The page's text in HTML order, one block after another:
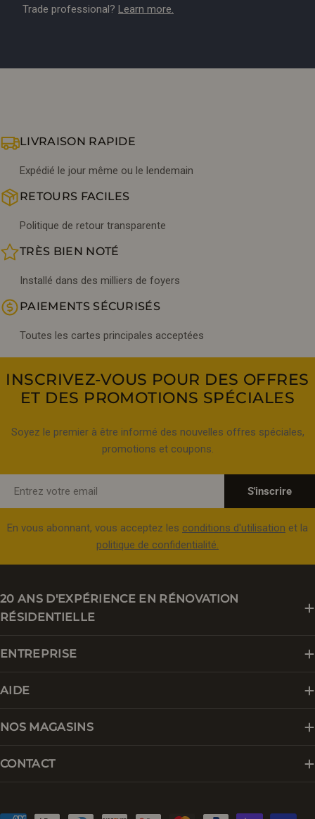
Trade professional? Learn more.
LIVRAISON RAPIDE
Expédié le jour même ou le lendemain
RETOURS FACILES
Politique de retour transparente
TRÈS BIEN NOTÉ
Installé dans des milliers de foyers
PAIEMENTS SÉCURISÉS
Toutes les cartes principales acceptées
INSCRIVEZ-VOUS POUR DES OFFRES
ET DES PROMOTIONS SPÉCIALES
Soyez le premier à être informé des nouvelles offres spéciales,
promotions et coupons.
S'inscrire
En vous abonnant, vous acceptez les conditions d'utilisation et la
politique de confidentialité.
20 ANS D'EXPÉRIENCE EN RÉNOVATION
RÉSIDENTIELLE
ENTREPRISE
AIDE
NOS MAGASINS
CONTACT